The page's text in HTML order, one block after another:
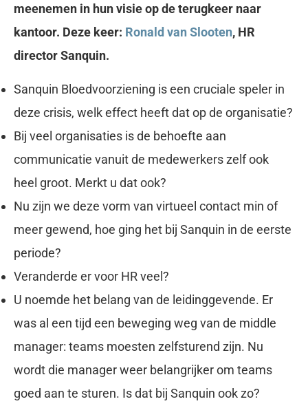
meenemen in hun visie op de terugkeer naar
kantoor. Deze keer: Ronald van Slooten, HR
director Sanquin.
Sanquin Bloedvoorziening is een cruciale speler in
deze crisis, welk effect heeft dat op de organisatie?
Bij veel organisaties is de behoefte aan
communicatie vanuit de medewerkers zelf ook
heel groot. Merkt u dat ook?
Nu zijn we deze vorm van virtueel contact min of
meer gewend, hoe ging het bij Sanquin in de eerste
periode?
Veranderde er voor HR veel?
U noemde het belang van de leidinggevende. Er
was al een tijd een beweging weg van de middle
manager: teams moesten zelfsturend zijn. Nu
wordt die manager weer belangrijker om teams
goed aan te sturen. Is dat bij Sanquin ook zo?